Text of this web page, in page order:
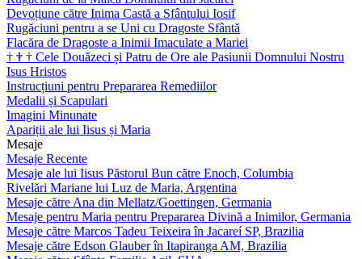
Devoțiune către Inima Castă a Sfântului Iosif
Rugăciuni pentru a se Uni cu Dragoste Sfântă
Flacăra de Dragoste a Inimii Imaculate a Mariei
† † † Cele Douăzeci și Patru de Ore ale Pasiunii Domnului Nostru
Isus Hristos
Instrucțiuni pentru Prepararea Remediilor
Medalii și Scapulari
Imagini Minunate
Apariții ale lui Iisus și Maria
Mesaje
Mesaje Recente
Mesaje ale lui Iisus Păstorul Bun către Enoch, Columbia
Rivelări Mariane lui Luz de Maria, Argentina
Mesaje către Ana din Mellatz/Goettingen, Germania
Mesaje pentru Maria pentru Prepararea Divină a Inimilor, Germania
Mesaje către Marcos Tadeu Teixeira în Jacareí SP, Brazilia
Mesaje către Edson Glauber în Itapiranga AM, Brazilia